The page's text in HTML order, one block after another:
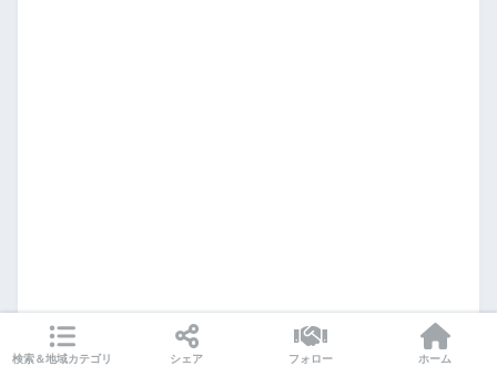
検索＆地域カテゴリ シェア フォロー ホーム